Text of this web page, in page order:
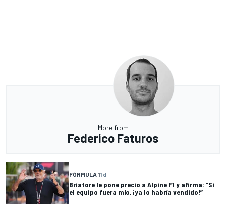
More from
Federico Faturos
FÓRMULA 11 d
Briatore le pone precio a Alpine F1 y afirma: “Si
el equipo fuera mío, ¡ya lo habría vendido!”